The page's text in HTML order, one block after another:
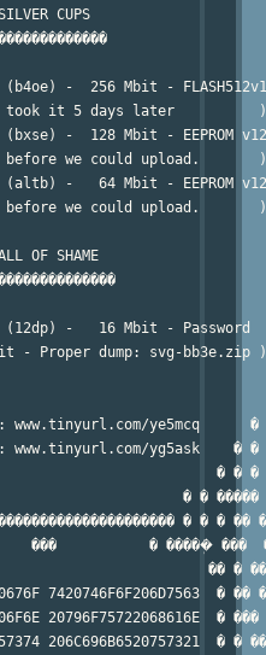
CUPS
(b4oe) -  256 Mbit -
took it 5 days later
(bxse) -  128 Mbit - EEPROM
we could upload.
(altb) -   64 Mbit - EEPROM
we could upload.
OF SHAME
(12dp) -   16 Mbit - Password
- Proper dump: svg-bb3e.zip
www.tinyurl.com/ye5mcq      �
www.tinyurl.com/yg5ask    � �
� � �
���ܲ � �
� � � ��
��� ������� �           ���
�� �
7420746F6F206D7563  � ��
20796F75722068616E  �
206C696B6520757321  � �